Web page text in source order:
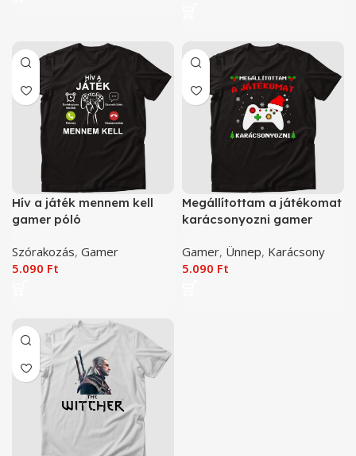
Hív a játék mennem kell
gamer póló
Szórakozás, Gamer
5.090 Ft
Megállítottam a játékomat
karácsonyozni gamer
Gamer, Ünnep, Karácsony
5.090 Ft